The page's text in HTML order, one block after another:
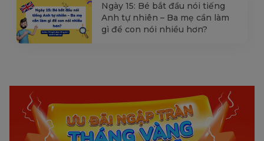
Ngày 15: Bé bắt đầu nói tiếng
Anh tự nhiên – Ba mẹ cần làm
gì để con nói nhiều hơn?